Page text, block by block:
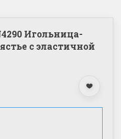
Игольница-
c эластичной